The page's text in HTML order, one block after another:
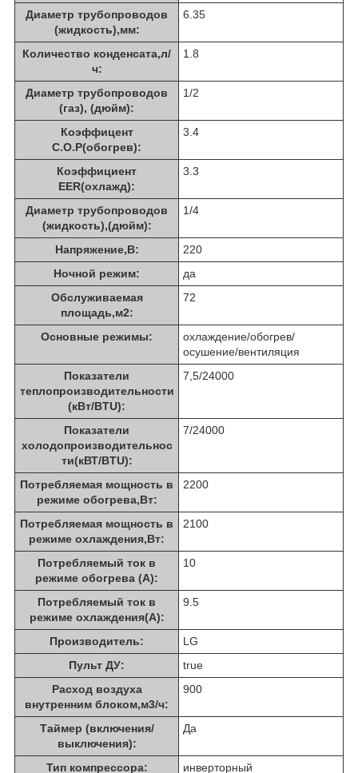
Диаметр трубопроводов
(жидкость),мм:
6.35
Количество конденсата,л/
ч:
1.8
Диаметр трубопроводов
(газ), (дюйм):
1/2
Коэффицент
С.О.Р(обогрев):
3.4
Коэффициент
EER(охлажд):
3.3
Диаметр трубопроводов
(жидкость),(дюйм):
1/4
Напряжение,В:
220
Ночной режим:
да
Обслуживаемая
площадь,м2:
72
Основные режимы:
охлаждение/обогрев/
осушение/вентиляция
Показатели
теплопроизводительности
(кВт/BTU):
7,5/24000
Показатели
холодопроизводительнос
ти(кВТ/BTU):
7/24000
Потребляемая мощность в
режиме обогрева,Вт:
2200
Потребляемая мощность в
режиме охлаждения,Вт:
2100
Потребляемый ток в
режиме обогрева (А):
10
Потребляемый ток в
режиме охлаждения(А):
9.5
Производитель:
LG
Пульт ДУ:
true
Расход воздуха
внутренним блоком,м3/ч:
900
Таймер (включения/
выключения):
Да
Тип компрессора: инверторный